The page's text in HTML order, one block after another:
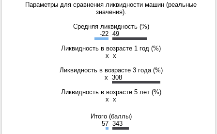
Параметры для сравнения ликвидности машин (реальные
значения).
Средняя ликвидность (%)
-22 49
Ликвидность в возрасте 1 год (%)
x x
Ликвидность в возрасте 3 года (%)
x 308
Ликвидность в возрасте 5 лет (%)
x x
Итого (баллы)
57 343